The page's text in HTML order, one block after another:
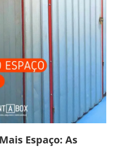
Espaço: As